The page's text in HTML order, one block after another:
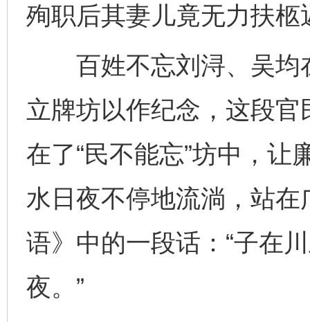
殉职后其妻儿竟无力扶
百姓不忘刘浔、吴均
立牌坊以作纪念，这段
在了“民不能忘”坊中，让
水日夜不停地流淌，站
语》中的一段话：“子在
夜。”